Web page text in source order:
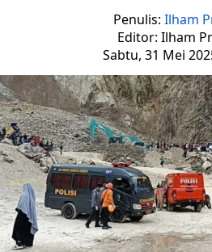
Penulis: Ilham
Editor: Ilham
Sabtu, 31 Mei